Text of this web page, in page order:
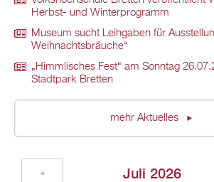
Herbst- und Winterprogramm
Museum sucht Leihgaben für
Weihnachtsbräuche“
„Himmlisches Fest“ am Sonntag
Stadtpark Bretten
mehr Aktuelles
Juli 2026
«